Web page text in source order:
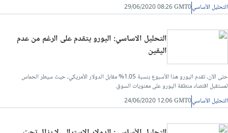
التحليل الأساسي29/06/2020 08:26 GMT0
التحليل الاساسي: اليورو يتقدم على الرغم من عدم
اليقين
حتى الآن، تقدم اليورو هذا الأسبوع بنسبة 1.05% مقابل الدولار الأمريكي، حيث سيطر الحماس
لمستقبل اقتصاد منطقة اليورو على معنويات السوق.
التحليل الأساسي24/06/2020 12:06 GMT0